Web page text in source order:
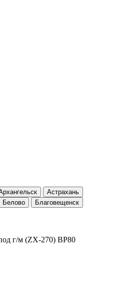
Астрахань
Белово
Благовещенск
г/м (ZX-270) BP80